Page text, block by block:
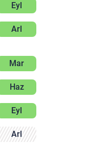
Eyl
Arl
Mar
Haz
Eyl
Arl